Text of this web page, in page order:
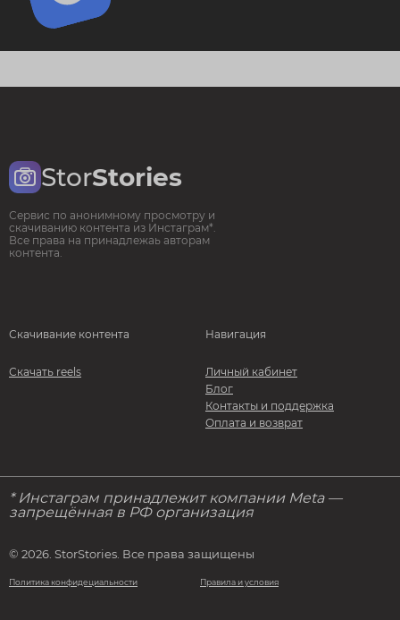
StorStories
Сервис по анонимному просмотру и
скачиванию контента из Инстаграм*.
Все права на принадлежаь авторам
контента.
Скачивание контента
Скачать reels
Навигация
Личный кабинет
Блог
Контакты и поддержка
Оплата и возврат
* Инстаграм принадлежит компании Meta —
запрещённая в РФ организация
© 2026. StorStories. Все права защищены
Политика конфидециальности Правила и условия